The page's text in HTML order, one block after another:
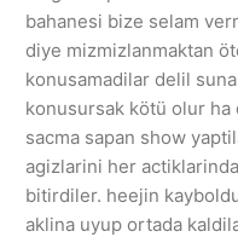
bahanesi bize selam
diye mizmizlanmaktan
konusamadilar delil
konusursak kötü olur
sacma sapan show
agizlarini her
bitirdiler. heejin
aklina uyup ortada